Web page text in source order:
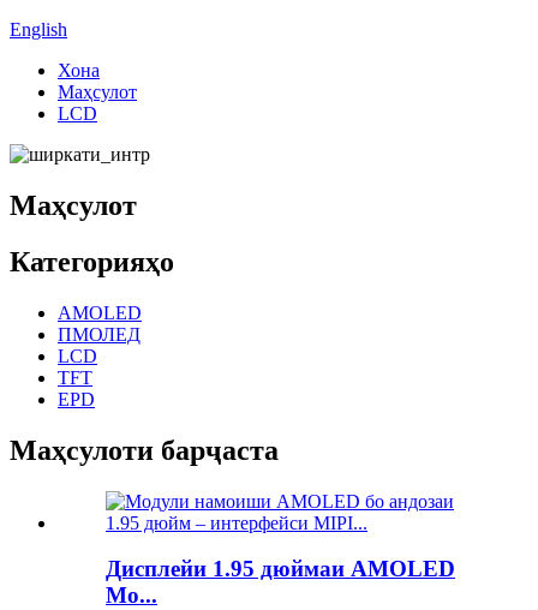
English
Хона
Маҳсулот
LCD
Маҳсулот
Категорияҳо
AMOLED
ПМОЛЕД
LCD
TFT
EPD
Маҳсулоти барҷаста
Дисплейи 1.95 дюймаи AMOLED
Mo...